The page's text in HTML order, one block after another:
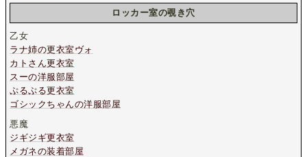
ロッカー室の覗き穴
乙女
ラナ姉の更衣室ヴォ
カトさん更衣室
スーの洋服部屋
ぷるぷる更衣室
ゴシックちゃんの洋服部屋
悪魔
ジギジギ更衣室
メガネの装着部屋